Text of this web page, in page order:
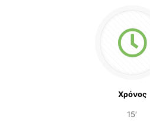
Χρόνος
15′